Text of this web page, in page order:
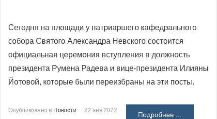
Сегодня на площади у патриаршего кафедрального
собора Святого Александра Невского состоится
официальная церемония вступления в должность
президента Румена Радева и вице-президента Илияны
Йотовой, которые были переизбраны на эти посты.
Опубликовано в Новости 22 янв 2022
Подробнее ...